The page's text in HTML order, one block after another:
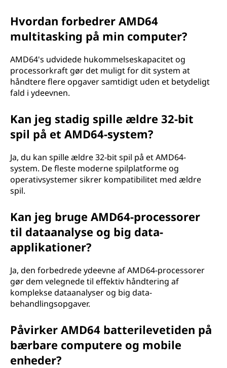
Hvordan forbedrer AMD64
multitasking på min computer?
AMD64's udvidede hukommelseskapacitet og
processorkraft gør det muligt for dit system at
håndtere flere opgaver samtidigt uden et betydeligt
fald i ydeevnen.
Kan jeg stadig spille ældre 32-bit
spil på et AMD64-system?
Ja, du kan spille ældre 32-bit spil på et AMD64-
system. De fleste moderne spilplatforme og
operativsystemer sikrer kompatibilitet med ældre
spil.
Kan jeg bruge AMD64-processorer
til dataanalyse og big data-
applikationer?
Ja, den forbedrede ydeevne af AMD64-processorer
gør dem velegnede til effektiv håndtering af
komplekse dataanalyser og big data-
behandlingsopgaver.
Påvirker AMD64 batterilevetiden på
bærbare computere og mobile
enheder?